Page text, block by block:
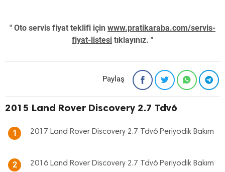
" Oto servis fiyat teklifi için www.pratikaraba.com/servis-
fiyat-listesi tıklayınız. "
Paylaş
2015 Land Rover Discovery 2.7 Tdv6
1 2017 Land Rover Discovery 2.7 Tdv6 Periyodik Bakım
2 2016 Land Rover Discovery 2.7 Tdv6 Periyodik Bakım